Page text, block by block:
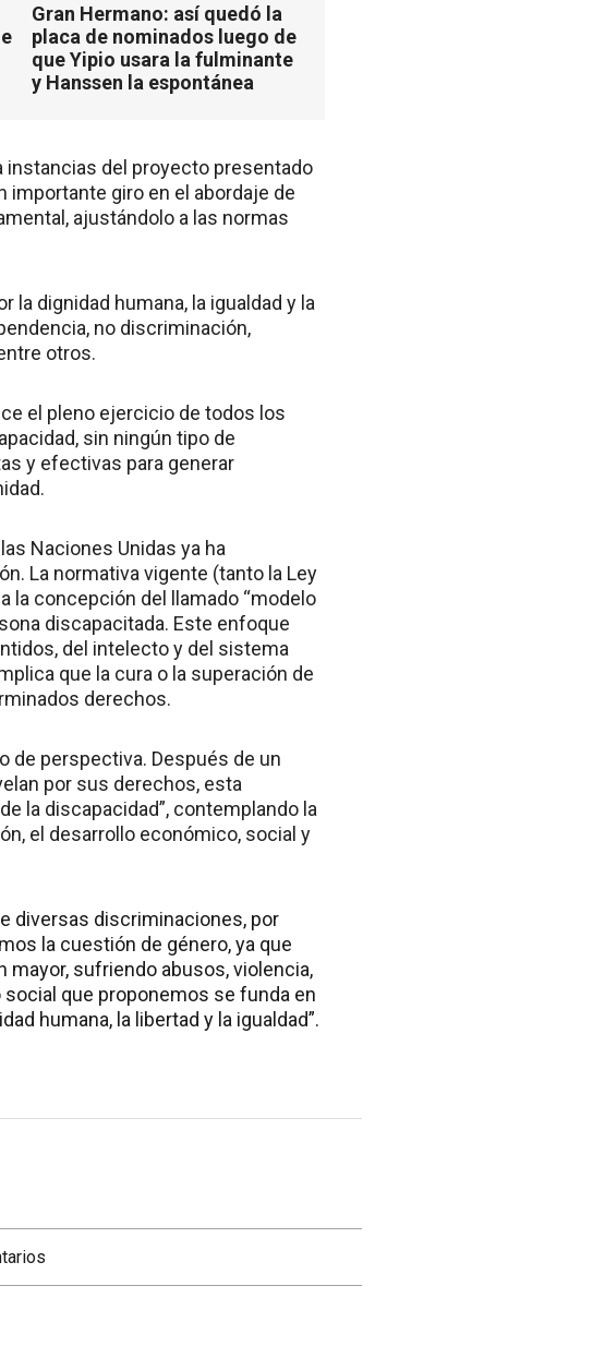
Gran Hermano: así quedó la
placa de nominados luego de
que Yipio usara la fulminante
y Hanssen la espontánea
instancias del proyecto presentado
importante giro en el abordaje de
ajustándolo a las normas
la dignidad humana, la igualdad y la
no discriminación,
otros.
el pleno ejercicio de todos los
sin ningún tipo de
y efectivas para generar
Naciones Unidas ya ha
La normativa vigente (tanto la Ley
la concepción del llamado “modelo
discapacitada. Este enfoque
del intelecto y del sistema
que la cura o la superación de
derechos.
de perspectiva. Después de un
por sus derechos, esta
la discapacidad”, contemplando la
el desarrollo económico, social y
diversas discriminaciones, por
la cuestión de género, ya que
sufriendo abusos, violencia,
social que proponemos se funda en
humana, la libertad y la igualdad”.